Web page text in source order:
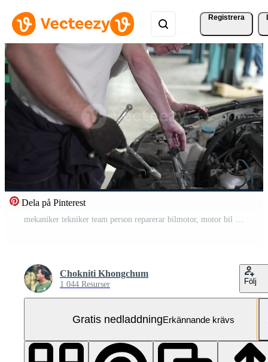
Registrera
Dela på Pinterest
mekaniker tekniker team person reparerar bilmotor, motor bil service och professionell kontroll av underhåll i garage, bil fordon eller bil maskin yrke Gratis Video
Chokniti Khongchum
1 044 Resurser Följ
Gratis nedladdningErkännande krävs